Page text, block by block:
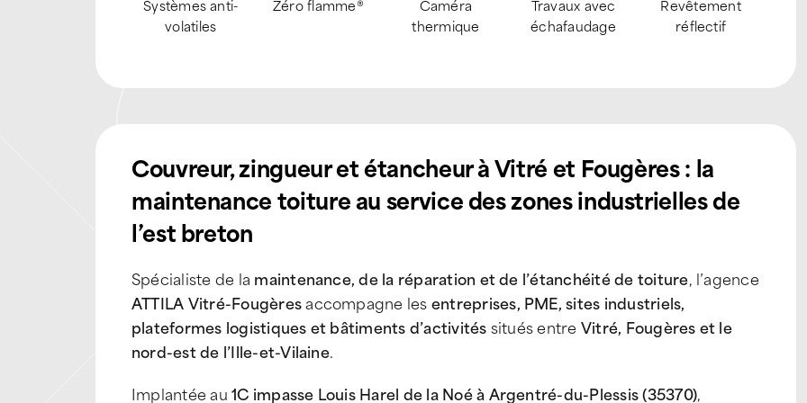
Drone
pulvérisateur
Nacelle
Inspection par
drone
Habilitée Amiante
SS4
Recherche
d’infiltration
Couvreur, zingueur et étancheur à Vitré et Fougères : la
maintenance toiture au service des zones industrielles de
l’est breton
Spécialiste de la maintenance, de la réparation et de l’étanchéité de toiture, l’agence
ATTILA Vitré-Fougèresaccompagne lesentreprises, PME, sites industriels,
plateformes logistiques et bâtiments d’activitéssitués entre Vitré, Fougères et le
nord-est de l’Ille-et-Vilaine.
Implantée au1C impasse Louis Harel de la Noé à Argentré-du-Plessis (35370),